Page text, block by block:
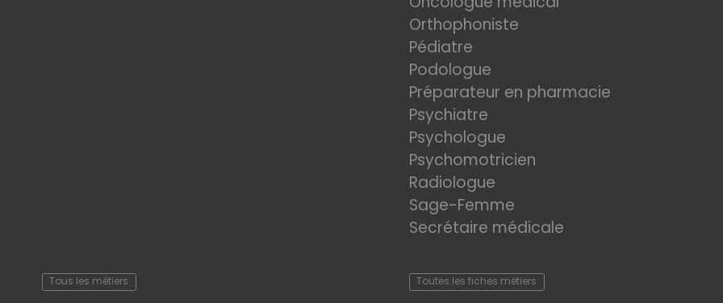
Tous les métiers
Orthophoniste
Pédiatre
Podologue
Préparateur en pharmacie
Psychiatre
Psychologue
Psychomotricien
Radiologue
Sage-Femme
Secrétaire médicale
Toutes les fiches métiers